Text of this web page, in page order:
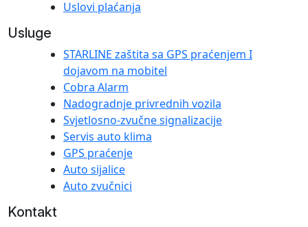
Uslovi plaćanja
Usluge
STARLINE zaštita sa GPS praćenjem I
dojavom na mobitel
Cobra Alarm
Nadogradnje privrednih vozila
Svjetlosno-zvučne signalizacije
Servis auto klima
GPS praćenje
Auto sijalice
Auto zvučnici
Kontakt